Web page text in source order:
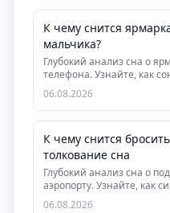
К чему снится
мальчика?
Глубокий анализ сна о
телефона. Узнайте, как
06.08.2026
К чему снится
толкование сна
Глубокий анализ сна о
аэропорту. Узнайте, как
06.08.2026